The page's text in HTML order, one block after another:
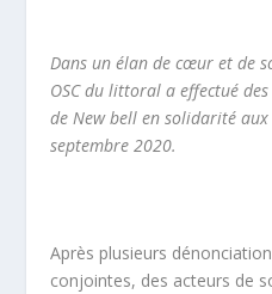
Dans un élan de cœur et de
OSC du littoral a effectué
de New bell en solidarité
septembre 2020.
Après plusieurs
conjointes, des acteurs de